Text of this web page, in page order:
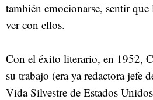
también emocionarse, sentir
ver con ellos.
Con el éxito literario, en 1952,
su trabajo (era ya redactora jefe
Vida Silvestre de Estados